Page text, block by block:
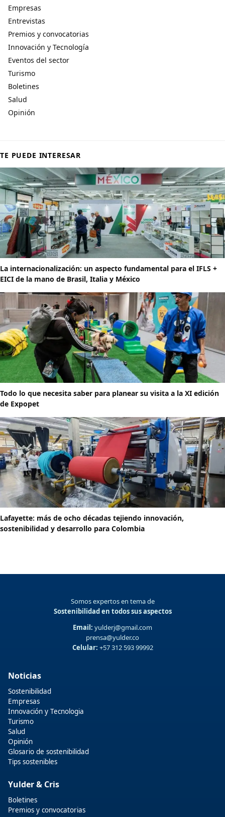
Empresas
Entrevistas
Premios y convocatorias
Innovación y Tecnología
Eventos del sector
Turismo
Boletines
Salud
Opinión
TE PUEDE INTERESAR
La internacionalización: un aspecto fundamental para el IFLS +
EICI de la mano de Brasil, Italia y México
Todo lo que necesita saber para planear su visita a la XI edición
de Expopet
Lafayette: más de ocho décadas tejiendo innovación,
sostenibilidad y desarrollo para Colombia
Somos expertos en tema de
Sostenibilidad en todos sus aspectos
Email: yulderj@gmail.com
prensa@yulder.co
Celular: +57 312 593 99992
Noticias
Sostenibilidad
Empresas
Innovación y Tecnologia
Turismo
Salud
Opinión
Glosario de sostenibilidad
Tips sostenibles
Yulder & Cris
Boletines
Premios y convocatorias